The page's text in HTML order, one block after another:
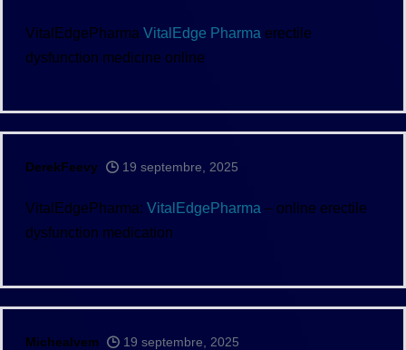
VitalEdgePharma VitalEdge Pharma erectile
dysfunction medicine online
DerekFeevy 19 septembre, 2025
VitalEdgePharma: VitalEdgePharma – online erectile
dysfunction medication
Michealvem 19 septembre, 2025